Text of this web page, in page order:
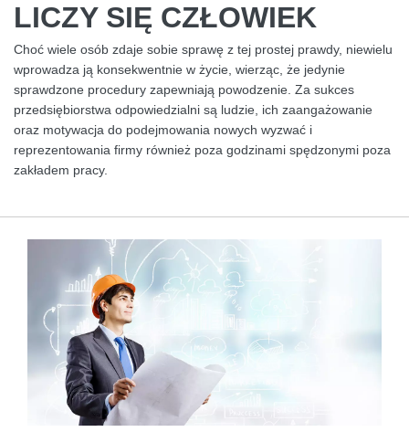
LICZY SIĘ CZŁOWIEK
Choć wiele osób zdaje sobie sprawę z tej prostej prawdy, niewielu
wprowadza ją konsekwentnie w życie, wierząc, że jedynie
sprawdzone procedury zapewniają powodzenie. Za sukces
przedsiębiorstwa odpowiedzialni są ludzie, ich zaangażowanie
oraz motywacja do podejmowania nowych wyzwać i
reprezentowania firmy również poza godzinami spędzonymi poza
zakładem pracy.